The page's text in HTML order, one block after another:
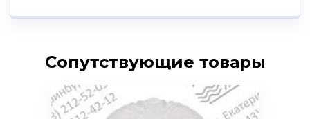
Сопутствующие товары